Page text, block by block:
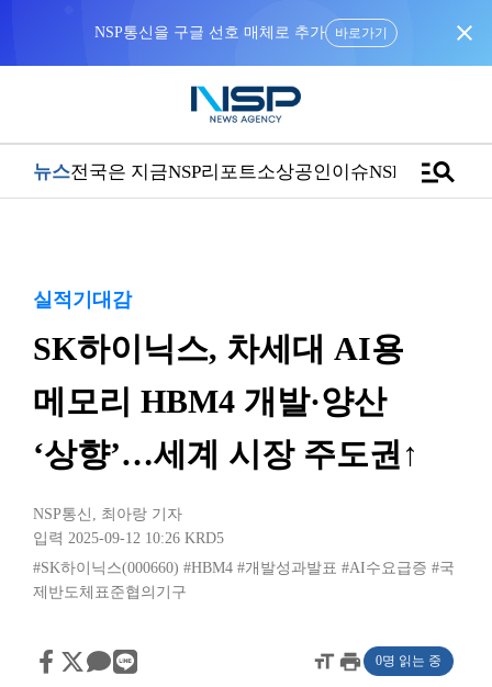
NSP통신을 구글 선호 매체로 추가 바로가기 close
뉴스전국은 지금NSP리포트소상공인이슈NSPTVmanage_search
실적기대감
SK하이닉스, 차세대 AI용
메모리 HBM4 개발·양산
‘상향’…세계 시장 주도권↑
NSP통신 , 최아랑 기자
입력 2025-09-12 10:26 KRD5
#SK하이닉스(000660) #HBM4 #개발성과발표 #AI수요급증 #국
제반도체표준협의기구
format_sizeprint 0명 읽는 중